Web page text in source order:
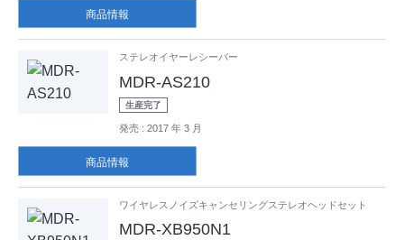
商品情報
ステレオイヤーレシーバー
MDR-AS210
生産完了
発売 : 2017 年 3 月
商品情報
ワイヤレスノイズキャンセリングステレオヘッドセット
MDR-XB950N1